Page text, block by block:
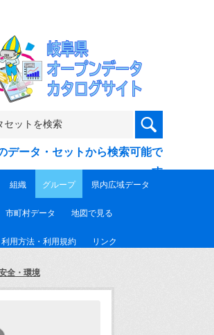
データ・セットから検索可能で
す
組織 グループ 県内広域データ
市町村データ 地図で見る
利用方法・利用規約 リンク
全・環境